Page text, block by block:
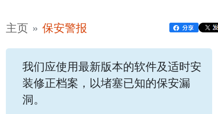
主页 保安警报
我们应使用最新版本的软件及适时安
装修正档案，以堵塞已知的保安漏
洞。